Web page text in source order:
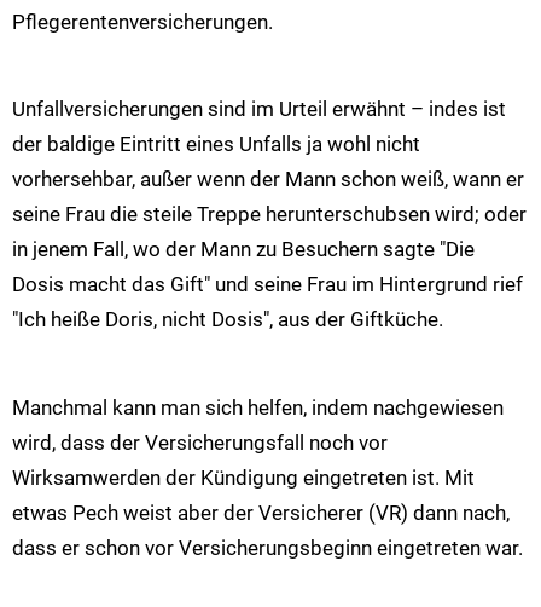
Pflegerentenversicherungen.
Unfallversicherungen sind im Urteil erwähnt – indes ist
der baldige Eintritt eines Unfalls ja wohl nicht
vorhersehbar, außer wenn der Mann schon weiß, wann er
seine Frau die steile Treppe herunterschubsen wird; oder
in jenem Fall, wo der Mann zu Besuchern sagte "Die
Dosis macht das Gift" und seine Frau im Hintergrund rief
"Ich heiße Doris, nicht Dosis", aus der Giftküche.
Manchmal kann man sich helfen, indem nachgewiesen
wird, dass der Versicherungsfall noch vor
Wirksamwerden der Kündigung eingetreten ist. Mit
etwas Pech weist aber der Versicherer (VR) dann nach,
dass er schon vor Versicherungsbeginn eingetreten war.